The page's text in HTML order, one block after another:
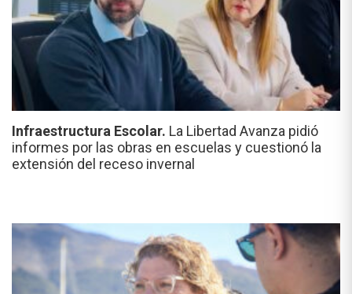
Infraestructura Escolar. La Libertad Avanza pidió
informes por las obras en escuelas y cuestionó la
extensión del receso invernal